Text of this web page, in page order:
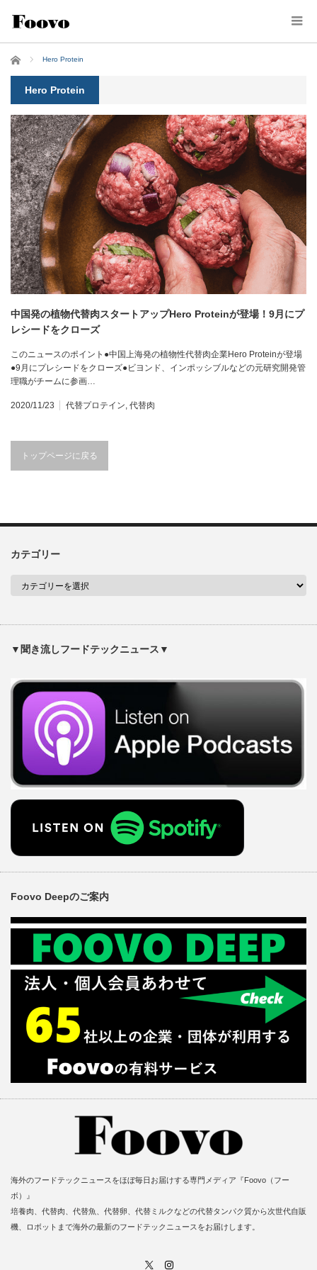
ホーム Hero Protein
Hero Protein
中国発の植物代替肉スタートアップHero Proteinが登場！9月にプ
レシードをクローズ
このニュースのポイント●中国上海発の植物性代替肉企業Hero Proteinが登場
●9月にプレシードをクローズ●ビヨンド、インポッシブルなどの元研究開発管
理職がチームに参画…
2020/11/23 代替プロテイン, 代替肉
トップページに戻る
カテゴリー
▼聞き流しフードテックニュース▼
Foovo Deepのご案内
海外のフードテックニュースをほぼ毎日お届けする専門メディア『Foovo（フー
ボ）』
培養肉、代替肉、代替魚、代替卵、代替ミルクなどの代替タンパク質から次世代自販
機、ロボットまで海外の最新のフードテックニュースをお届けします。